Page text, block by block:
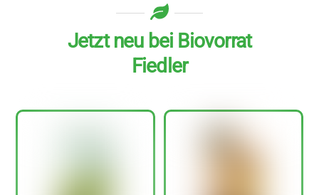
Jetzt neu bei Biovorrat
Fiedler